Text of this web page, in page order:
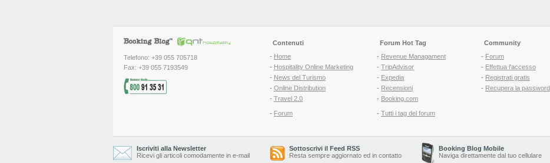
Telefono: +39 055 705718
Fax: +39 055 7193549
Contenuti
- Home
- Hospitality Online Marketing
- News del Turismo
- Online Distribution
- Travel 2.0
- Forum
Forum Hot Tag
- Revenue Managament
- TripAdvisor
- Expedia
- Recensioni
- Booking.com
- Tutti i tag del forum
Community
- Forum
- Effettua l'accesso
- Registrati gratis
- Recupera la password
Iscriviti alla Newsletter
Ricevi gli articoli comodamente in e-mail
Sottoscrivi il Feed RSS
Resta sempre aggiornato ed in contatto
Booking Blog Mobile
Naviga direttamente dal tuo cellulare